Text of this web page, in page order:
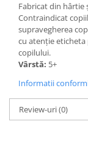
Fabricat din hârtie
Contraindicat
supravegherea
cu atenție
copilului.
Vârstă: 5+
Informatii
Review-uri(0)